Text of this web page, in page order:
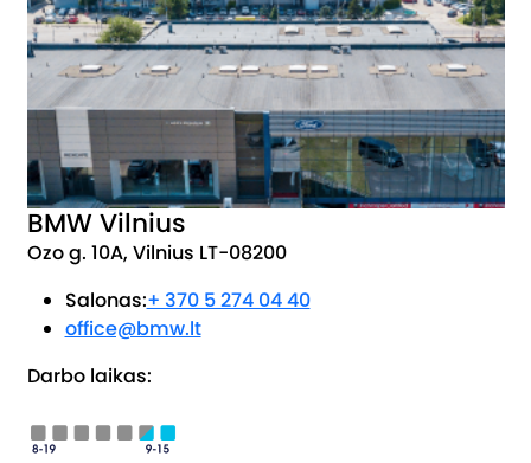
BMW Vilnius
Ozo g. 10A, Vilnius LT-08200
Salonas:+ 370 5 274 04 40
office@bmw.lt
Darbo laikas: